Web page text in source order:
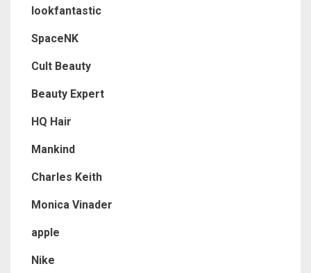
lookfantastic
SpaceNK
Cult Beauty
Beauty Expert
HQ Hair
Mankind
Charles Keith
Monica Vinader
apple
Nike